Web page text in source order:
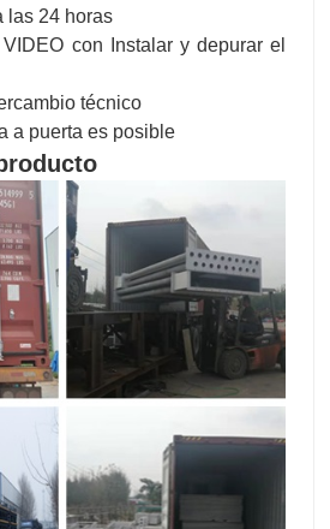
las 24 horas
con Instalar y depurar el
técnico
a puerta es posible